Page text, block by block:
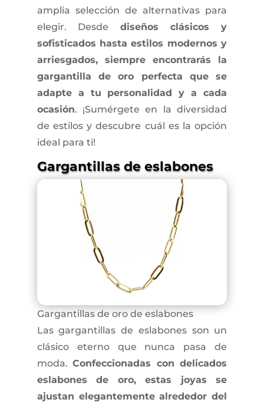
amplia selección de alternativas para
elegir. Desde diseños clásicos y
sofisticados hasta estilos modernos y
arriesgados, siempre encontrarás la
gargantilla de oro perfecta que se
adapte a tu personalidad y a cada
ocasión. ¡Sumérgete en la diversidad
de estilos y descubre cuál es la opción
ideal para ti!
Gargantillas de eslabones
Gargantillas de oro de eslabones
Las gargantillas de eslabones son un
clásico eterno que nunca pasa de
moda.Confeccionadas con delicados
eslabones de oro, estas joyas se
ajustan elegantemente alrededor del